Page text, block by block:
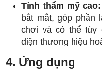
Tính thẩm mỹ cao:
bắt mắt, góp phần
chơi và có thể tùy
diện thương hiệu
4. Ứng dụng